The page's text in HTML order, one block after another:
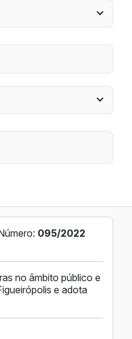
095/2022
no âmbito público e
e adota